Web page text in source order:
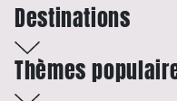
Destinations
Thèmes